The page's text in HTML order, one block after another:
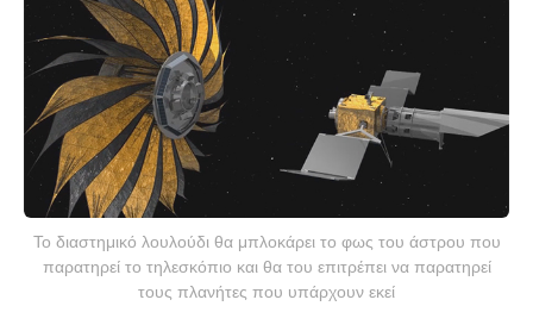
To διαστημικό λουλούδι θα μπλοκάρει το φως του άστρου που
παρατηρεί το τηλεσκόπιο και θα του επιτρέπει να παρατηρεί
τους πλανήτες που υπάρχουν εκεί